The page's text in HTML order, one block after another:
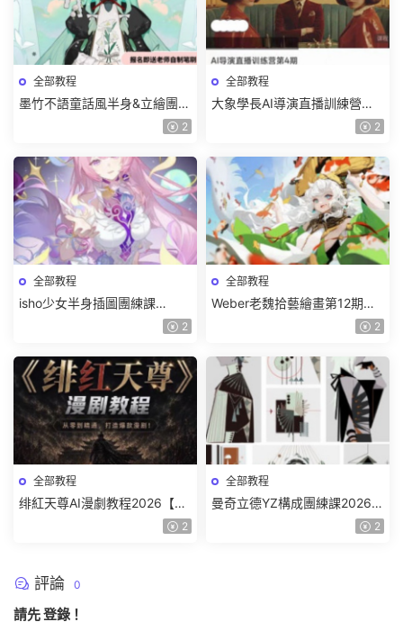
全部教程
墨竹不語童話風半身&立繪團練
課2026【畫質高清有課件筆 2
全部教程
大象學長AI導演直播訓練營第4
期2026【畫質高清有資料】 2
全部教程
isho少女半身插圖團練課
2026【畫質高清隻有視頻】 2
全部教程
Weber老魏拾藝繪畫第12期角
色特訓班【畫質不錯隻有視
2
全部教程
绯紅天尊AI漫劇教程2026【畫
2
全部教程
曼奇立德YZ構成團練課2026年
8月已結課【畫質高清有課件】
2
評論 0
請先登錄 ！